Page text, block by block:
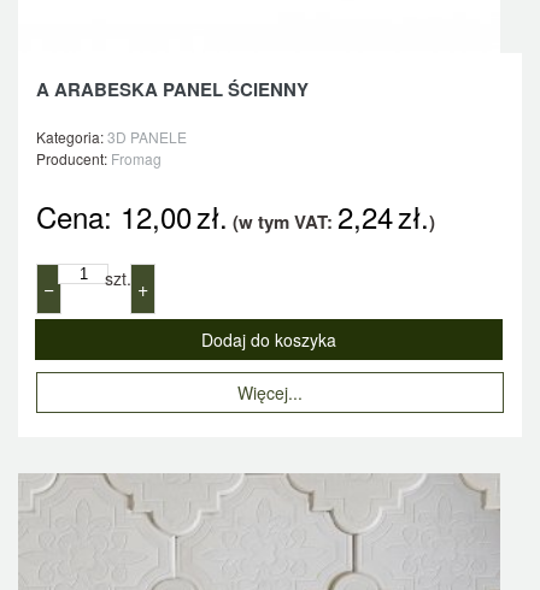
A ARABESKA PANEL ŚCIENNY
Kategoria:3D PANELE
Producent: Fromag
Cena: 12,00zł. (w tym VAT: 2,24zł.)
− szt. +
Więcej...